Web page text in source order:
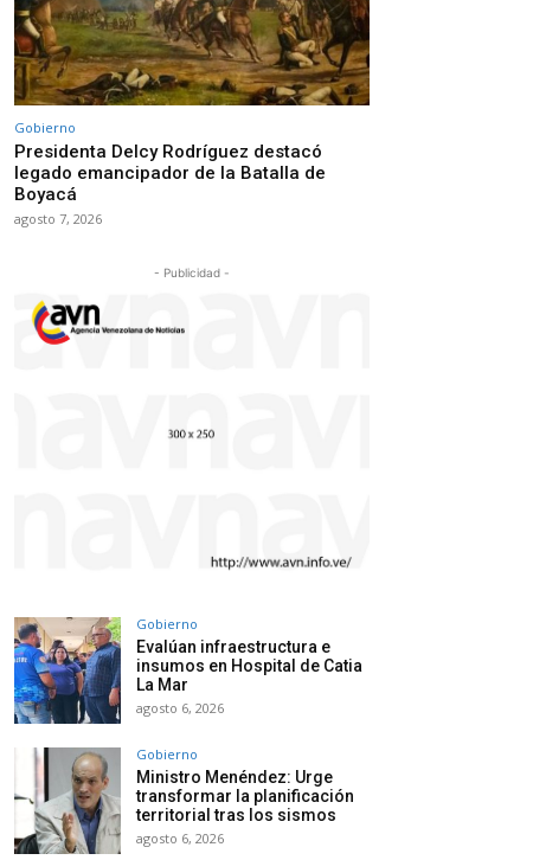
Gobierno
Presidenta Delcy Rodríguez destacó
legado emancipador de la Batalla de
Boyacá
agosto 7, 2026
- Publicidad -
Gobierno
Evalúan infraestructura e
insumos en Hospital de Catia
La Mar
agosto 6, 2026
Gobierno
Ministro Menéndez: Urge
transformar la planificación
territorial tras los sismos
agosto 6, 2026